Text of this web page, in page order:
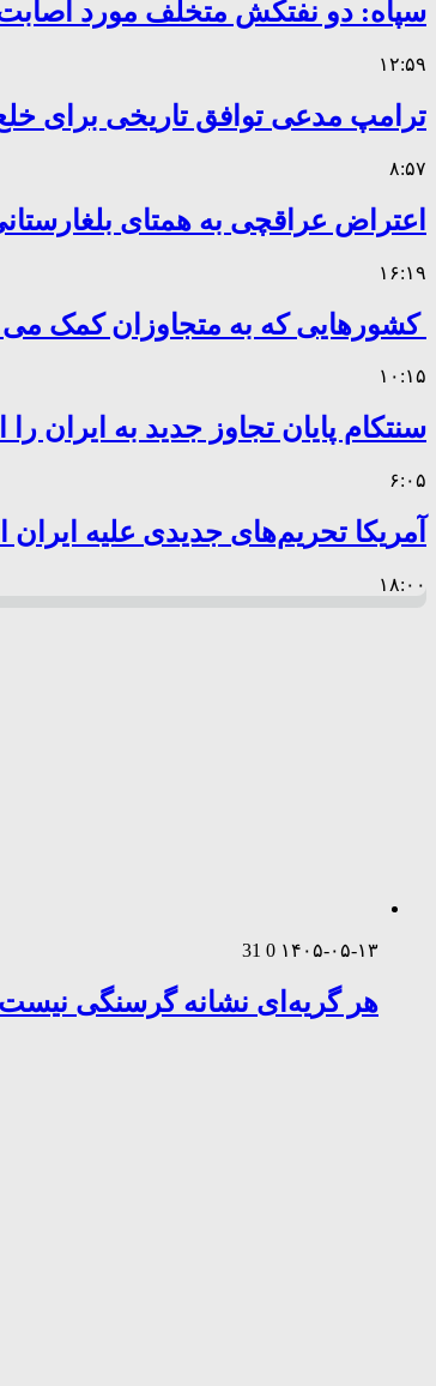
سپاه: دو نفتکش متخلف مورد
۱۲:۵۹
ترامپ مدعی توافق تاریخی برای
۸:۵۷
اعتراض عراقچی به همتای
۱۶:۱۹
کشورهایی که به متجاوزان کمک
۱۰:۱۵
سنتکام پایان تجاوز جدید به ایران را
۶:۰۵
آمریکا تحریم‌های جدیدی علیه ایران
۱۸:۰۰
۱۴۰۵-۰۵-۱۳ 0
31
هر گریه‌ای نشانه گرسنگی